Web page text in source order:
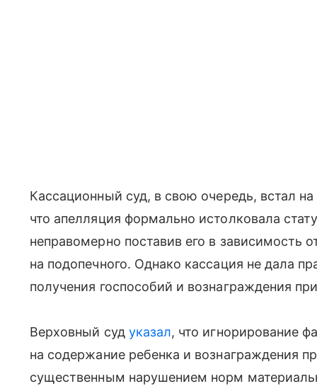
Кассационный суд, в свою очередь, встал
что апелляция формально истолковала
неправомерно поставив его в зависимость
на подопечного. Однако кассация не дала
получения госпособий и вознаграждения
Верховный суд указал, что игнорирование
на содержание ребенка и вознаграждения
существенным нарушением норм